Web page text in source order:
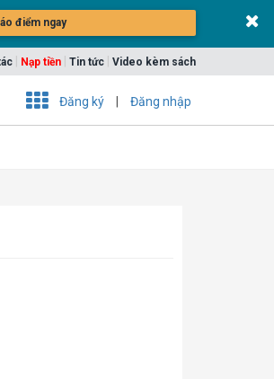
điểm ngay
Nạp tiền Tin tức Video kèm sách
Đăng ký Đăng nhập